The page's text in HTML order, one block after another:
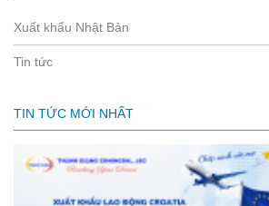
Xuất khẩu Nhật Bản
Tin tức
TIN TỨC MỚI NHẤT